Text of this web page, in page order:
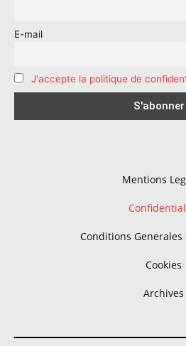
E-mail
J'accepte la politique de
Mentions
Conditions Generales
Cookies
Archives